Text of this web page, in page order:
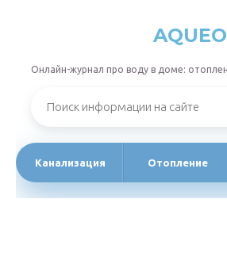
AQUEO
Онлайн-журнал про воду в доме:
Канализация Отопление